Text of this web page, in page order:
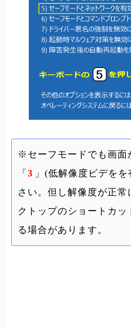
※セーフモードでも画面
「 3 」(低解像度ビデを
さい。但し解像度が正
クトップのショートカ
る場合があります。